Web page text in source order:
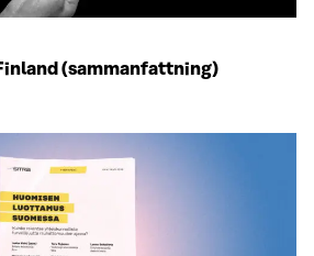
(sammanfattning)